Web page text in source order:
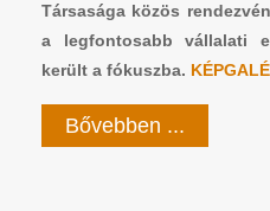
Társasága közös
a legfontosabb vállalati
került a fókuszba.
Bővebben ...